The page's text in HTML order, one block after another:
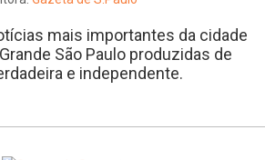
mais importantes da cidade
São Paulo produzidas de
e independente.